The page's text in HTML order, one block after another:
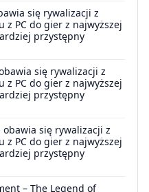
się rywalizacji z
z PC do gier z najwyższej
przystępny
się rywalizacji z
z PC do gier z najwyższej
przystępny
obawia się rywalizacji z
z PC do gier z najwyższej
przystępny
– The Legend of